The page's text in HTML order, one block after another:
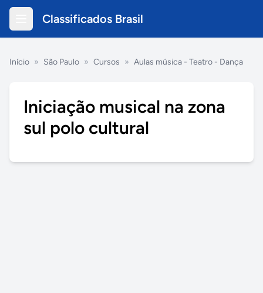
Classificados Brasil
Início » São Paulo » Cursos » Aulas música - Teatro - Dança
Iniciação musical na zona
sul polo cultural